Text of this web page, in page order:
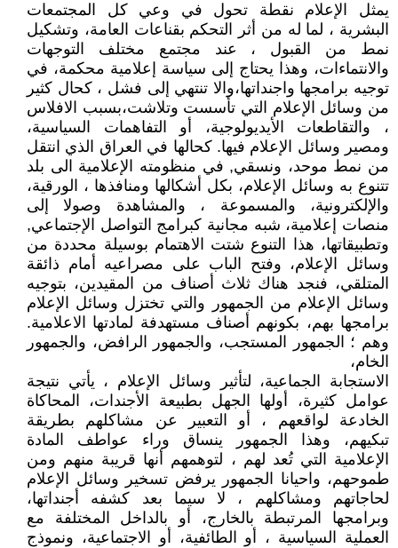
يمثل الإعلام نقطة تحول في وعي كل المجتمعات
البشرية ، لما له من أثر التحكم بقناعات العامة، وتشكيل
نمط من القبول ، عند مجتمع مختلف التوجهات
والانتماءات، وهذا يحتاج إلى سياسة إعلامية محكمة، في
توجيه برامجها واجنداتها،والا تنتهي إلى فشل ، كحال كثير
من وسائل الإعلام التي تأسست وتلاشت،بسبب الافلاس
، والتقاطعات الأيديولوجية، أو التفاهمات السياسية،
ومصير وسائل الإعلام فيها. كحالها في العراق الذي انتقل
من نمط موحد، ونسقي, في منظومته الإعلامية الى بلد
تتنوع به وسائل الإعلام، بكل أشكالها ومنافذها ، الورقية،
والإلكترونية، والمسموعة ، والمشاهدة وصولا إلى
منصات إعلامية، شبه مجانية كبرامج التواصل الإجتماعي,
وتطبيقاتها، هذا التنوع شتت الاهتمام بوسيلة محددة من
وسائل الإعلام، وفتح الباب على مصراعيه أمام ذائقة
المتلقي، فنجد هناك ثلاث أصناف من المقيدين، بتوجيه
وسائل الإعلام من الجمهور والتي تختزل وسائل الإعلام
برامجها بهم، بكونهم أصناف مستهدفة لمادتها الاعلامية.
وهم ؛ الجمهور المستجب، والجمهور الرافض، والجمهور
الخام،
الاستجابة الجماعية، لتأثير وسائل الإعلام ، يأتي نتيجة
عوامل كثيرة، أولها الجهل بطبيعة الأجندات، المحاكاة
الخادعة لواقعهم ، أو التعبير عن مشاكلهم بطريقة
تبكيهم، وهذا الجمهور ينساق وراء عواطف المادة
الإعلامية التي تُعد لهم ، لتوهمهم أنها قريبة منهم ومن
طموحهم، واحيانا الجمهور يرفض تسخير وسائل الإعلام
لحاجاتهم ومشاكلهم ، لا سيما بعد كشفه أجنداتها،
وبرامجها المرتبطة بالخارج، أو بالداخل المختلفة مع
العملية السياسية ، أو الطائفية، أو الاجتماعية، ونموذج